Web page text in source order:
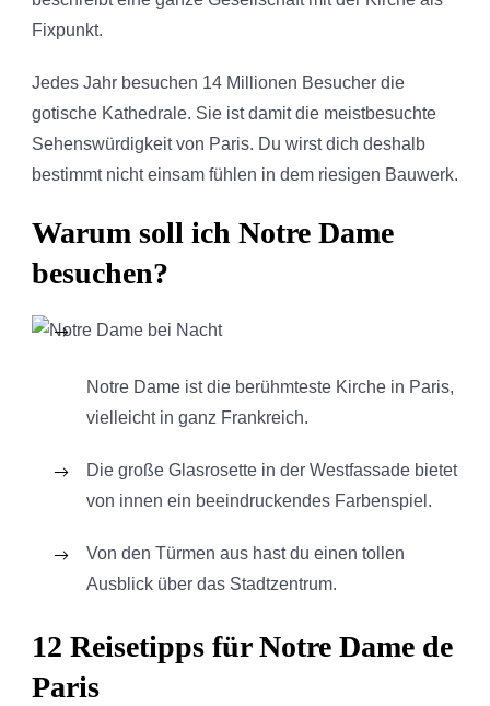
Fixpunkt.
Jedes Jahr besuchen 14 Millionen Besucher die
gotische Kathedrale. Sie ist damit die meistbesuchte
Sehenswürdigkeit von Paris. Du wirst dich deshalb
bestimmt nicht einsam fühlen in dem riesigen Bauwerk.
Warum soll ich Notre Dame
besuchen?
Notre Dame ist die berühmteste Kirche in Paris,
vielleicht in ganz Frankreich.
Die große Glasrosette in der Westfassade bietet
von innen ein beeindruckendes Farbenspiel.
Von den Türmen aus hast du einen tollen
Ausblick über das Stadtzentrum.
12 Reisetipps für Notre Dame de
Paris